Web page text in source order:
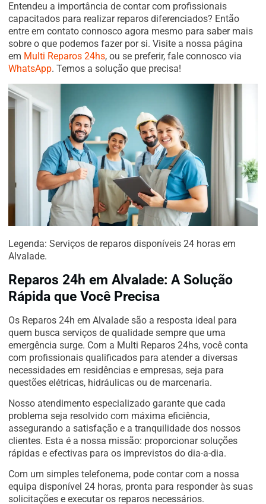
Entendeu a importância de contar com profissionais
capacitados para realizar reparos diferenciados? Então
entre em contato connosco agora mesmo para saber mais
sobre o que podemos fazer por si. Visite a nossa página
em Multi Reparos 24hs, ou se preferir, fale connosco via
WhatsApp. Temos a solução que precisa!
Legenda: Serviços de reparos disponíveis 24 horas em
Alvalade.
Reparos 24h em Alvalade: A Solução
Rápida que Você Precisa
Os Reparos 24h em Alvalade são a resposta ideal para
quem busca serviços de qualidade sempre que uma
emergência surge. Com a Multi Reparos 24hs, você conta
com profissionais qualificados para atender a diversas
necessidades em residências e empresas, seja para
questões elétricas, hidráulicas ou de marcenaria.
Nosso atendimento especializado garante que cada
problema seja resolvido com máxima eficiência,
assegurando a satisfação e a tranquilidade dos nossos
clientes. Esta é a nossa missão: proporcionar soluções
rápidas e efectivas para os imprevistos do dia-a-dia.
Com um simples telefonema, pode contar com a nossa
equipa disponível 24 horas, pronta para responder às suas
solicitações e executar os reparos necessários.